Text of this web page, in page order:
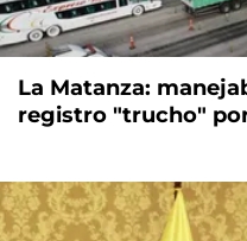
La Matanza:
registro "trucho"